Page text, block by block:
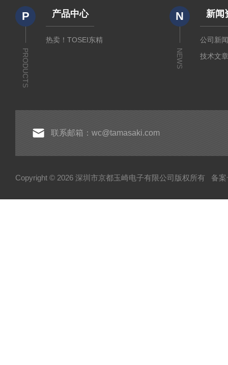
P
PRODUCTS
产品中心
热卖！TOSEI东精
N
NEWS
新闻
公司新
技术文
联系邮箱：wc@tamasaki.com
Copyright © 2026 深圳市京都玉崎电子有限公司版权所有 备案